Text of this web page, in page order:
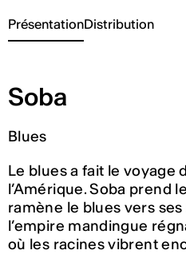
PrésentationDistribution
Soba
Blues
Le blues a fait le voyage
l’Amérique. Soba prend
ramène le blues vers ses
l’empire mandingue
où les racines vibrent